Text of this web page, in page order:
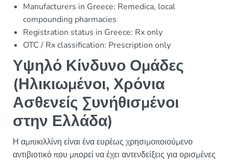
Manufacturers in Greece: Remedica, local
compounding pharmacies
Registration status in Greece: Rx only
OTC / Rx classification: Prescription only
Υψηλό Κίνδυνο Ομάδες
(Ηλικιωμένοι, Χρόνια
Ασθενείς Συνήθισμένοι
στην Ελλάδα)
Η αμπικιλλίνη είναι ένα ευρέως χρησιμοποιούμενο
αντιβιοτικό που μπορεί να έχει αντενδείξεις για ορισμένες